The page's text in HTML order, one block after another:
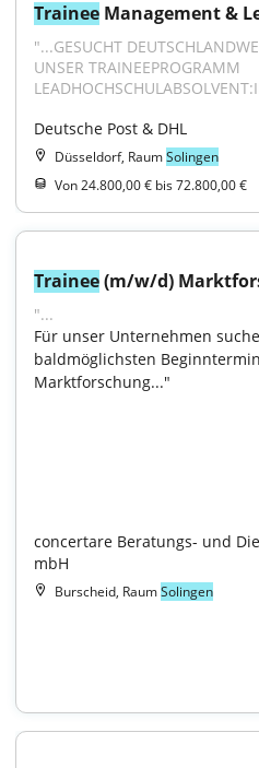
Trainee Management &
"...GESUCHT
UNSER TRAINEEPROGRAMM
Deutsche Post & DHL
Düsseldorf, RaumSolingen
Von 24.800,00 € bis 72.800,00 €
Trainee (m/w/d)
"...
Für unser Unternehmen
baldmöglichsten
Marktforschung..."
concertare Beratungs- und
mbH
Burscheid, RaumSolingen